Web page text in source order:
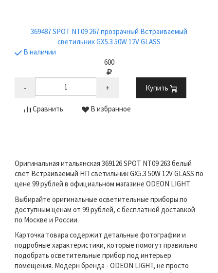
369487 SPOT NT09 267 прозрачный Встраиваемый
светильник GX5.3 50W 12V GLASS
В наличии
600
- + Купить
Сравнить В избранное
Оригинальная итальянская 369126 SPOT NT09 263 белый
свет Встраиваемый НП светильник GX5.3 50W 12V GLASS по
цене 99 рублей в официальном магазине ODEON LIGHT
Выбирайте оригинальные осветительные приборы по
доступным ценам от 99 рублей, с бесплатной доставкой
по Москве и России.
Карточка товара содержит детальные фотографии и
подробные характеристики, которые помогут правильно
подобрать осветительные прибор под интерьер
помещения. Модерн бренда - ODEON LIGHT, не просто